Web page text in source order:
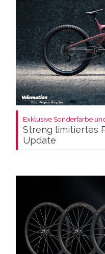
Exklusive Sonderfarbe
Streng limitiertes
Update